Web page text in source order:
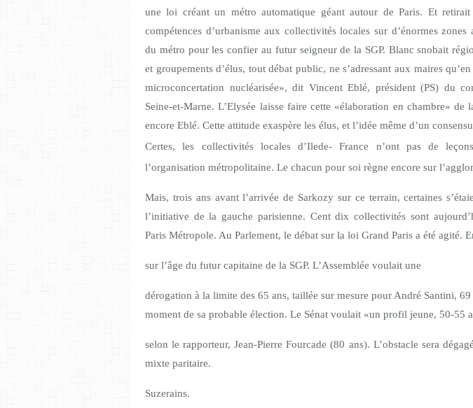
une loi créant un métro automatique géant autour de Paris. Et retirait
compétences d’urbanisme aux collectivités locales sur d’énormes zones
du métro pour les confier au futur seigneur de la SGP. Blanc snobait
et groupements d’élus, tout débat public, ne s’adressant aux maires
microconcertation nucléarisée», dit Vincent Eblé, président (PS) du
Seine-et-Marne. L’Elysée laisse faire cette «élaboration en chambre» de
encore Eblé. Cette attitude exaspère les élus, et l’idée même d’un
Certes, les collectivités locales d’Ilede- France n’ont pas de
l’organisation métropolitaine. Le chacun pour soi règne encore sur
Mais, trois ans avant l’arrivée de Sarkozy sur ce terrain, certaines
l’initiative de la gauche parisienne. Cent dix collectivités sont
Paris Métropole. Au Parlement, le débat sur la loi Grand Paris a été agité.
sur l’âge du futur capitaine de la SGP. L’Assemblée voulait une
dérogation à la limite des 65 ans, taillée sur mesure pour André Santini, 69
moment de sa probable élection. Le Sénat voulait «un profil jeune, 50-55
selon le rapporteur, Jean-Pierre Fourcade (80 ans). L’obstacle sera
mixte paritaire.
Suzerains.